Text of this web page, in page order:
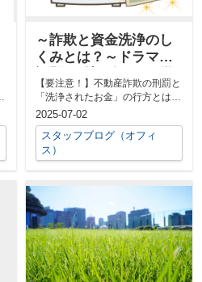
～詐欺と資金洗浄のし
くみとは？～ドラマで
ぶ不動産トラブル～
【要注意！】不動産詐欺の刑罰と
「洗浄されたお金」の行方とは？
こんにちは、不動産部の横山で
す！ 昨年...
2025-07-02
スタッフブログ（オフィ
ス）